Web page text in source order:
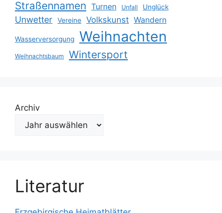
Straßennamen Turnen Unfall Unglück
Unwetter Vereine Volkskunst Wandern
Wasserversorgung Weihnachten
Weihnachtsbaum Wintersport
Archiv
Literatur